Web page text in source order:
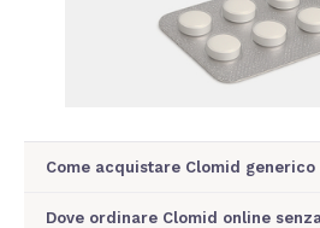
Come acquistare Clomid generico
Dove ordinare Clomid online